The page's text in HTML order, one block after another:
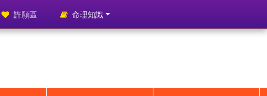
許願區 命理知識